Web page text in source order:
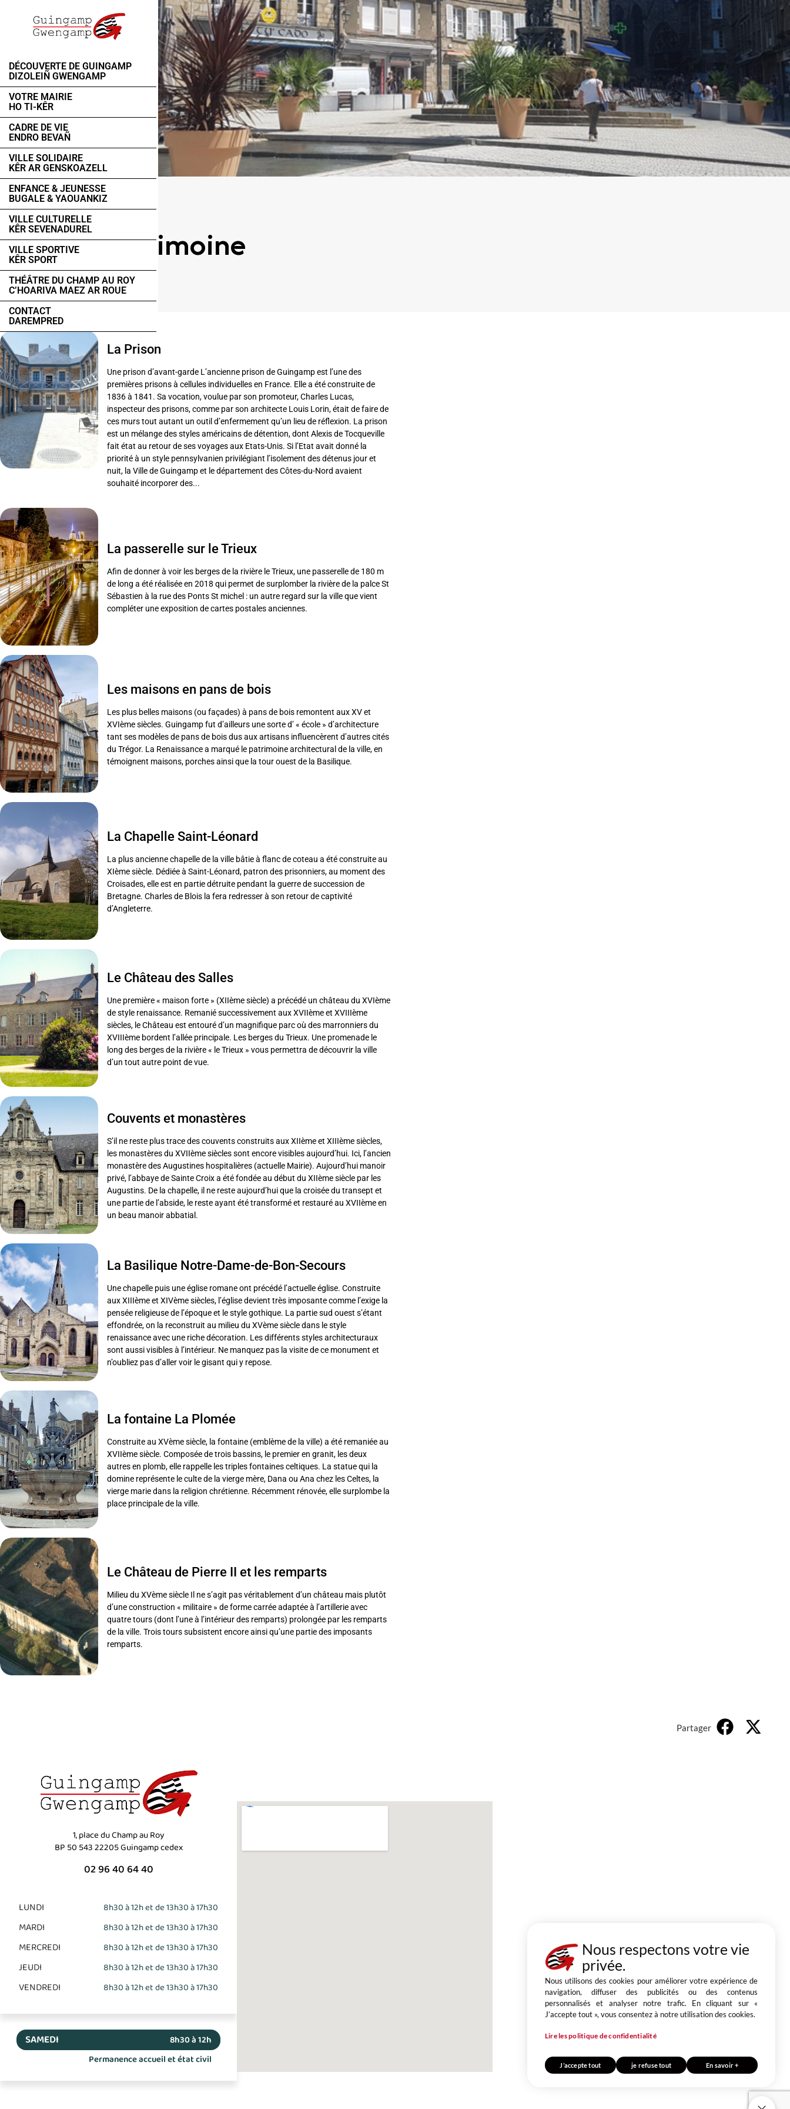
DÉCOUVERTE DE GUINGAMP
DIZOLEIÑ GWENGAMP
VOTRE MAIRIE
HO TI-KÊR
CADRE DE VIE
ENDRO BEVAÑ
VILLE SOLIDAIRE
KÊR AR GENSKOAZELL
ENFANCE & JEUNESSE
BUGALE & YAOUANKIZ
VILLE CULTURELLE
KÊR SEVENADUREL
VILLE SPORTIVE
KÊR SPORT
THÉÂTRE DU CHAMP AU ROY
C’HOARIVA MAEZ AR ROUE
CONTACT
DAREMPRED
Patrimoine
La Prison
Une prison d’avant-garde L’ancienne prison de Guingamp est l’une des
premières prisons à cellules individuelles en France. Elle a été construite de
1836 à 1841. Sa vocation, voulue par son promoteur, Charles Lucas,
inspecteur des prisons, comme par son architecte Louis Lorin, était de faire de
ces murs tout autant un outil d’enfermement qu’un lieu de réflexion. La prison
est un mélange des styles américains de détention, dont Alexis de Tocqueville
fait état au retour de ses voyages aux Etats-Unis. Si l’Etat avait donné la
priorité à un style pennsylvanien privilégiant l’isolement des détenus jour et
nuit, la Ville de Guingamp et le département des Côtes-du-Nord avaient
souhaité incorporer des...
La passerelle sur le Trieux
Afin de donner à voir les berges de la rivière le Trieux, une passerelle de 180 m
de long a été réalisée en 2018 qui permet de surplomber la rivière de la palce St
Sébastien à la rue des Ponts St michel : un autre regard sur la ville que vient
compléter une exposition de cartes postales anciennes.
Les maisons en pans de bois
Les plus belles maisons (ou façades) à pans de bois remontent aux XV et
XVIème siècles. Guingamp fut d’ailleurs une sorte d’ « école » d’architecture
tant ses modèles de pans de bois dus aux artisans influencèrent d’autres cités
du Trégor. La Renaissance a marqué le patrimoine architectural de la ville, en
témoignent maisons, porches ainsi que la tour ouest de la Basilique.
La Chapelle Saint-Léonard
La plus ancienne chapelle de la ville bâtie à flanc de coteau a été construite au
XIème siècle. Dédiée à Saint-Léonard, patron des prisonniers, au moment des
Croisades, elle est en partie détruite pendant la guerre de succession de
Bretagne. Charles de Blois la fera redresser à son retour de captivité
d’Angleterre.
Le Château des Salles
Une première « maison forte » (XIIème siècle) a précédé un château du XVIème
de style renaissance. Remanié successivement aux XVIIème et XVIIIème
siècles, le Château est entouré d’un magnifique parc où des marronniers du
XVIIIème bordent l’allée principale. Les berges du Trieux. Une promenade le
long des berges de la rivière « le Trieux » vous permettra de découvrir la ville
d’un tout autre point de vue.
Couvents et monastères
S’il ne reste plus trace des couvents construits aux XIIème et XIIIème siècles,
les monastères du XVIIème siècles sont encore visibles aujourd’hui. Ici, l’ancien
monastère des Augustines hospitalières (actuelle Mairie). Aujourd’hui manoir
privé, l’abbaye de Sainte Croix a été fondée au début du XIIème siècle par les
Augustins. De la chapelle, il ne reste aujourd’hui que la croisée du transept et
une partie de l’abside, le reste ayant été transformé et restauré au XVIIème en
un beau manoir abbatial.
La Basilique Notre-Dame-de-Bon-Secours
Une chapelle puis une église romane ont précédé l’actuelle église. Construite
aux XIIIème et XIVème siècles, l’église devient très imposante comme l’exige la
pensée religieuse de l’époque et le style gothique. La partie sud ouest s’étant
effondrée, on la reconstruit au milieu du XVème siècle dans le style
renaissance avec une riche décoration. Les différents styles architecturaux
sont aussi visibles à l’intérieur. Ne manquez pas la visite de ce monument et
n’oubliez pas d’aller voir le gisant qui y repose.
La fontaine La Plomée
Construite au XVème siècle, la fontaine (emblème de la ville) a été remaniée au
XVIIème siècle. Composée de trois bassins, le premier en granit, les deux
autres en plomb, elle rappelle les triples fontaines celtiques. La statue qui la
domine représente le culte de la vierge mère, Dana ou Ana chez les Celtes, la
vierge marie dans la religion chrétienne. Récemment rénovée, elle surplombe la
place principale de la ville.
Le Château de Pierre II et les remparts
Milieu du XVème siècle Il ne s’agit pas véritablement d’un château mais plutôt
d’une construction « militaire » de forme carrée adaptée à l’artillerie avec
quatre tours (dont l’une à l’intérieur des remparts) prolongée par les remparts
de la ville. Trois tours subsistent encore ainsi qu’une partie des imposants
remparts.
Partager
1, place du Champ au Roy
BP 50 543 22205 Guingamp cedex
02 96 40 64 40
LUNDI 8h30 à 12h et de 13h30 à 17h30
MARDI 8h30 à 12h et de 13h30 à 17h30
MERCREDI 8h30 à 12h et de 13h30 à 17h30
JEUDI 8h30 à 12h et de 13h30 à 17h30
VENDREDI 8h30 à 12h et de 13h30 à 17h30
SAMEDI
8h30 à 12h
Permanence accueil et état civil
Nous respectons votre vie
privée.
Nous utilisons des cookies pour améliorer votre expérience de
navigation, diffuser des publicités ou des contenus
personnalisés et analyser notre trafic. En cliquant sur «
J’accepte tout », vous consentez à notre utilisation des cookies.
Lire les politique de confidentialité
J’accepte tout je refuse tout En savoir +